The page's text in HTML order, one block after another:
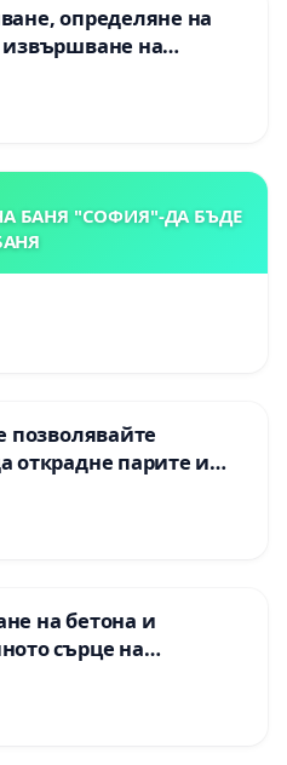
определяне на
извършване на
на
пътен възел АМ
- с. Мирово - к.к.
БАНЯ "СОФИЯ"-ДА БЪДЕ
позволявайте
открадне парите и
на бетона и
сърце на
във Враца